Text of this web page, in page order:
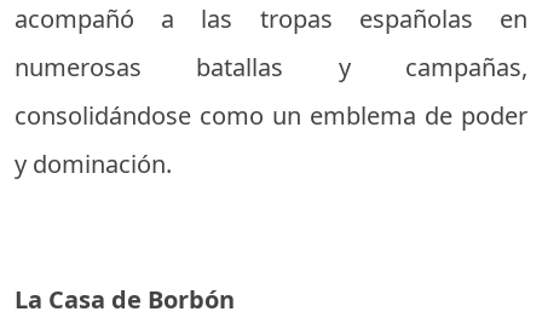
acompañó a las tropas españolas en
numerosas batallas y campañas,
consolidándose como un emblema de poder
y dominación.
La Casa de Borbón